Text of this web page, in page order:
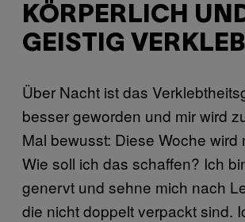
KÖRPERLICH
GEISTIG
Über Nacht ist das
besser geworden und mir wird
Mal bewusst: Diese Woche wird
Wie soll ich das schaffen? Ich
genervt und sehne mich nach
die nicht doppelt verpackt sind.